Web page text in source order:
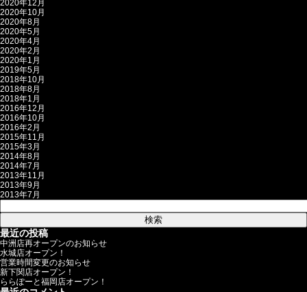
2020年12月
2020年10月
2020年8月
2020年5月
2020年4月
2020年2月
2020年1月
2019年5月
2018年10月
2018年8月
2018年1月
2016年12月
2016年10月
2016年2月
2015年11月
2015年3月
2014年8月
2014年7月
2013年11月
2013年9月
2013年7月
索:
最近の投稿
中洲店再オープンのお知らせ
水城店オープン！
営業時間変更のお知らせ
新下関店オープン！
ららぽーと福岡店オープン！